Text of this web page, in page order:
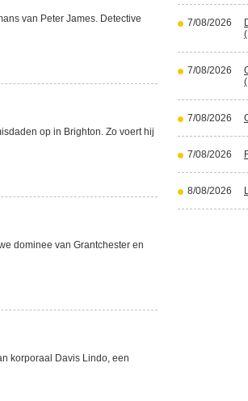
van Peter James. Detective
op in Brighton. Zo voert hij
dominee van Grantchester en
korporaal Davis Lindo, een
7/08/2026
7/08/2026
7/08/2026
7/08/2026
8/08/2026